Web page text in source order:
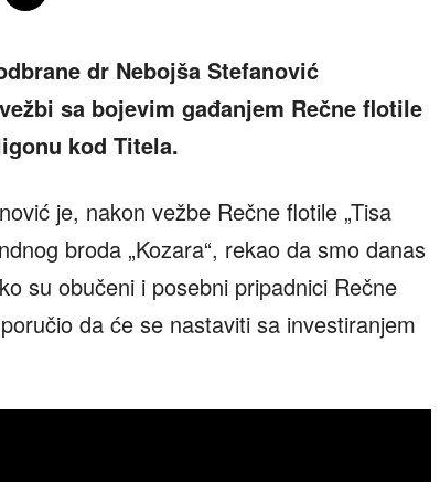
dr Nebojša Stefanović
sa bojevim gađanjem Rečne flotile
kod Titela.
je, nakon vežbe Rečne flotile „Tisa
broda „Kozara“, rekao da smo danas
su obučeni i posebni pripadnici Rečne
da će se nastaviti sa investiranjem